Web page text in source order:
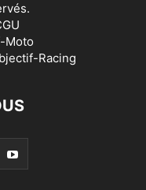
Moto
Racing